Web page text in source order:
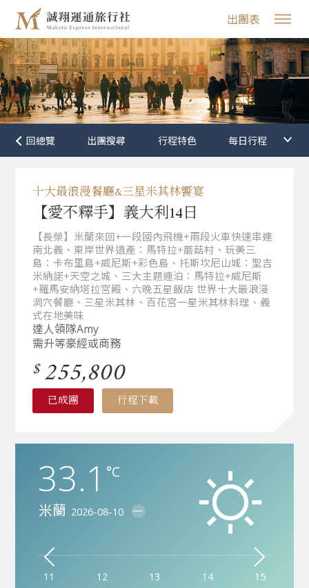
出團表
行程特色
十大最浪漫餐廳&三星米其林饗宴
【愛不釋手】義大利14日
【長榮】米蘭來回+一段國內飛機+兩段火車快速串連
南北義、東岸世界遺產：馬特拉+蘑菇村、玩美三
島：卡布里島+威尼斯+彩色島、托斯坎尼山城：聖吉
米納諾+天空之城、三大主題連泊：馬特拉+威尼斯
+羅馬安納塔拉宮殿、六晚五星飯店 世界十大最浪漫
洞穴餐廳、三星米其林、百花宮一星米其林料理、義
式在地美味
達人領隊Amy
需升等豪經或商務
255,800
已成團 行程下載
33.1 °C
米蘭 2026-08-10 一
11 12 13 14 15
33.0 °C
阿瑪菲 2026-08-10 一
11 12 13 14 15
35.3 °C
佛羅倫斯 2026-08-10
11 12 13 14 15
34.9 °C
卡布里島 2026-08-10
11 12 13 14 15
36.6 °C
羅馬 2026-08-10 一
11 12 13 14 15
33.7 °C
威尼斯 2026-08-10 一
11 12 13 14 15